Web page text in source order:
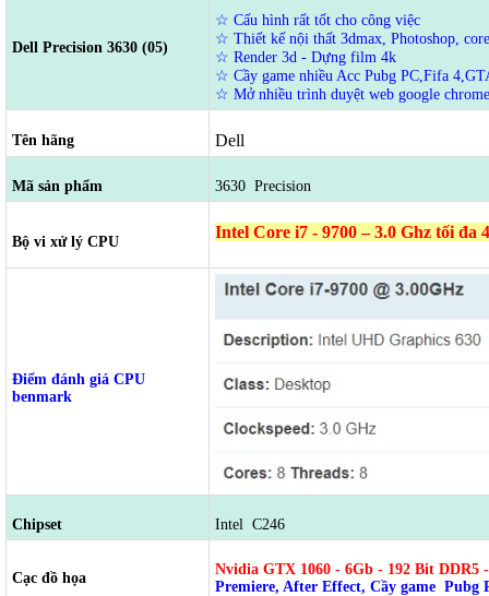
Dell Precision 3630 (05)
☆ Cấu hình rất tốt cho công việc
☆ Thiết kế nội thất 3dmax, Photoshop,
☆ Render 3d - Dựng film 4k
☆ Cầy game nhiều Acc Pubg PC,Fifa
☆ Mở nhiều trình duyệt web google
Tên hãng Dell
Mã sản phẩm 3630 Precision
Bộ vi xử lý CPU
Intel Core i7 - 9700 – 3.0 Ghz tối đa
Điểm đánh giá CPU
benmark
Chipset Intel C246
Cạc đồ họa
Nvidia GTX 1060 - 6Gb - 192 Bit DDR5
Premiere, After Effect, Cầy game Pubg